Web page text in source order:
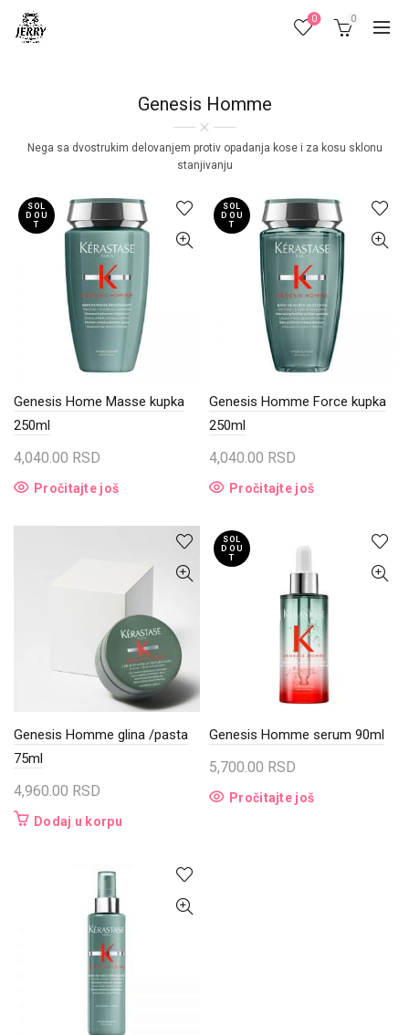
0 0
Genesis Homme
Nega sa dvostrukim delovanjem protiv opadanja kose i za kosu sklonu
stanjivanju
SOL
D OU
T
Genesis Home Masse kupka
250ml
4,040.00 RSD
Pročitajte još
SOL
D OU
T
Genesis Homme Force kupka
250ml
4,040.00 RSD
Pročitajte još
Genesis Homme glina /pasta
75ml
4,960.00 RSD
Dodaj u korpu
SOL
D OU
T
Genesis Homme serum 90ml
5,700.00 RSD
Pročitajte još